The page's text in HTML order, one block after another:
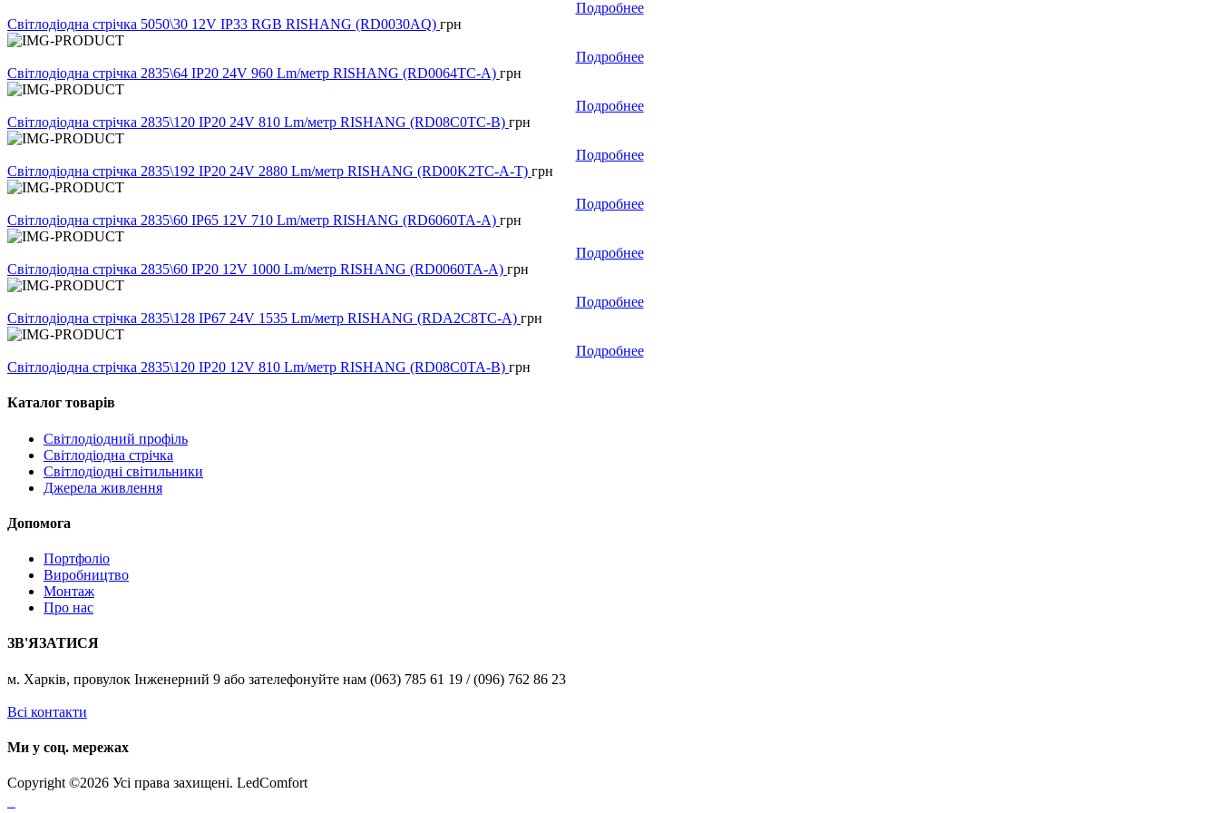
Подробнее
Світлодіодна стрічка 5050\30 12V IP33 RGB RISHANG (RD0030AQ) грн
Подробнее
Світлодіодна стрічка 2835\64 IP20 24V 960 Lm/метр RISHANG (RD0064TC-A) грн
Подробнее
Світлодіодна стрічка 2835\120 IP20 24V 810 Lm/метр RISHANG (RD08C0TC-B) грн
Подробнее
Світлодіодна стрічка 2835\192 IP20 24V 2880 Lm/метр RISHANG (RD00K2TC-A-T) грн
Подробнее
Світлодіодна стрічка 2835\60 IP65 12V 710 Lm/метр RISHANG (RD6060TA-A) грн
Подробнее
Світлодіодна стрічка 2835\60 IP20 12V 1000 Lm/метр RISHANG (RD0060TA-A) грн
Подробнее
Світлодіодна стрічка 2835\128 IP67 24V 1535 Lm/метр RISHANG (RDA2C8TC-A) грн
Подробнее
Світлодіодна стрічка 2835\120 IP20 12V 810 Lm/метр RISHANG (RD08C0TA-B) грн
Каталог товарів
Світлодіодний профіль
Світлодіодна стрічка
Світлодіодні світильники
Джерела живлення
Допомога
Портфоліо
Виробництво
Монтаж
Про нас
ЗВ'ЯЗАТИСЯ
м. Харків, провулок Інженерний 9 або зателефонуйте нам (063) 785 61 19 / (096) 762 86 23
Всі контакти
Ми у соц. мережах
Copyright ©2026 Усі права захищені. LedComfort